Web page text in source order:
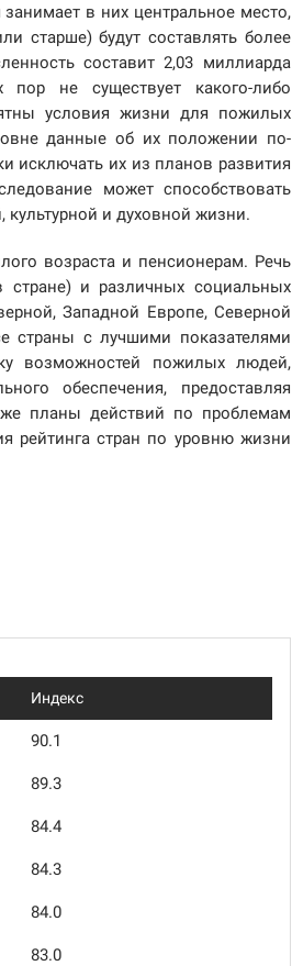
в них центральное место,
старше) будут составлять более
составит 2,03 миллиарда
не существует какого-либо
условия жизни для пожилых
данные об их положении по-
исключать их из планов развития
может способствовать
и духовной жизни.
возраста и пенсионерам. Речь
и различных социальных
Западной Европе, Северной
страны с лучшими показателями
возможностей пожилых людей,
обеспечения, предоставляя
планы действий по проблемам
рейтинга стран по уровню жизни
Индекс
90.1
89.3
84.4
84.3
84.0
83.0